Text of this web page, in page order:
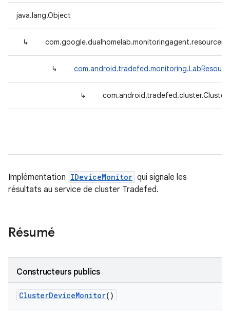
java.lang.Object
↳
↳
↳
Implémentation IDeviceMonitor qui signale les
résultats au service de cluster Tradefed.
Résumé
Constructeurs publics
ClusterDeviceMonitor()